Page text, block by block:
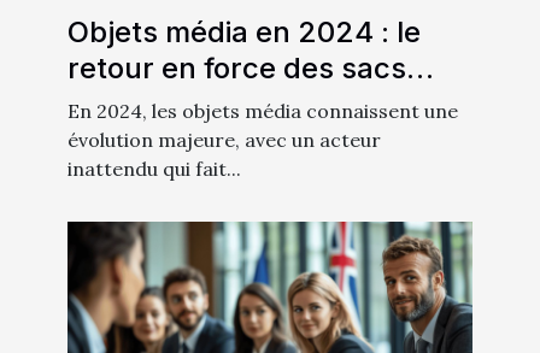
Objets média en 2024 : le
retour en force des sacs
dans la stratégie
événementielle
En 2024, les objets média connaissent une
évolution majeure, avec un acteur
inattendu qui fait...